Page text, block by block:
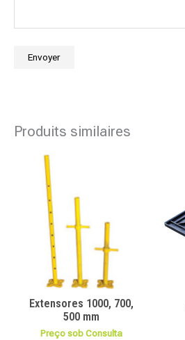
Produits similaires
Extensores 1000, 700,
500 mm
Preço sob Consulta